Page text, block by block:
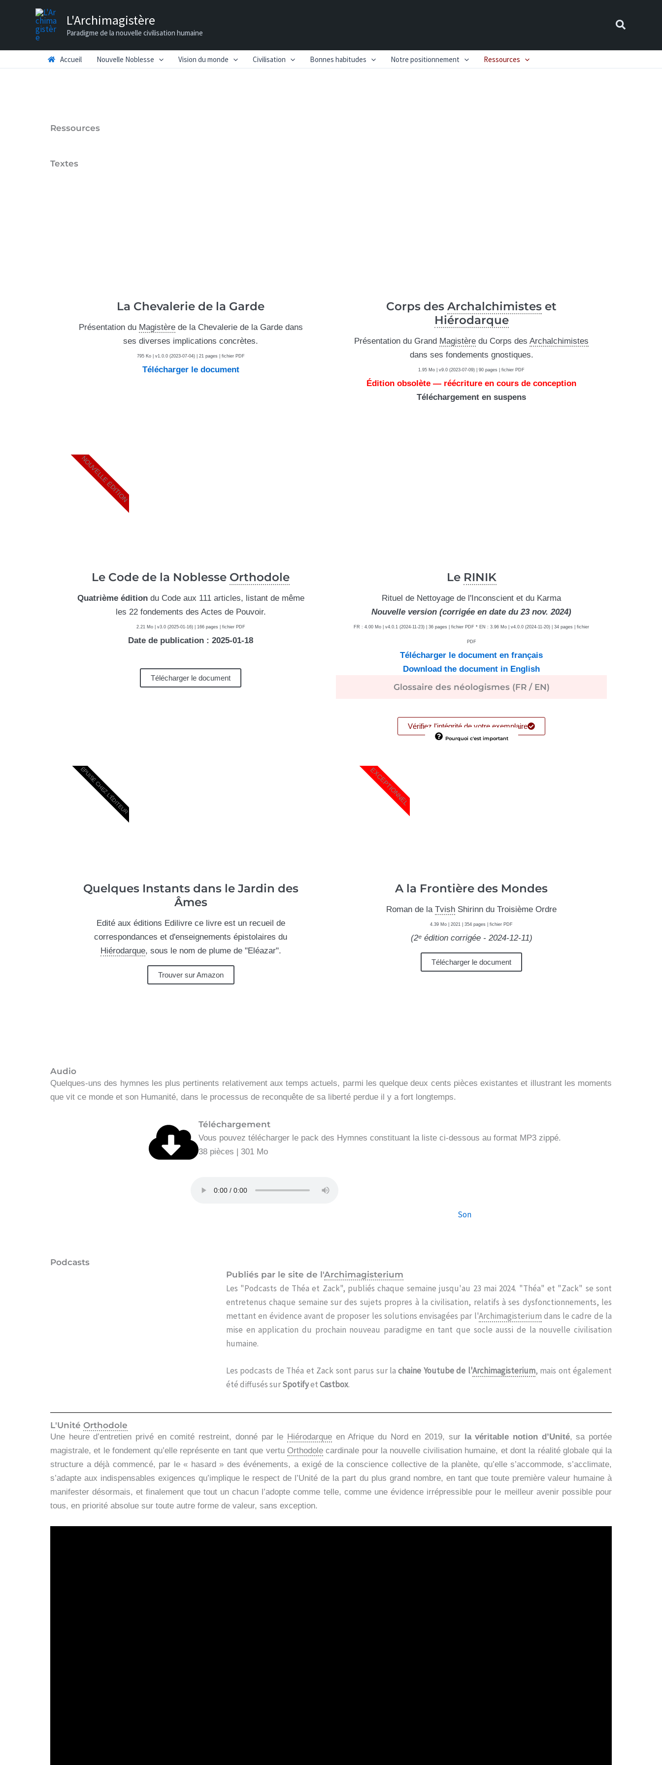
L'Archimagistère
Paradigme de la nouvelle civilisation humaine
Accueil Nouvelle Noblesse Vision du monde Civilisation Bonnes habitudes Notre positionnement Ressources
Ressources
Textes
La Chevalerie de la Garde
Présentation du Magistèrede la Chevalerie de la Garde dans
ses diverses implications concrètes.
795 Ko | v1.0.0 (2023-07-04) | 21 pages | fichier PDF
Télécharger le document
Corps des Archalchimistes et
Hiérodarque
Présentation du Grand Magistère du Corps des Archalchimistes
dans ses fondements gnostiques.
1.95 Mo | v9.0 (2023-07-09) | 90 pages | fichier PDF
Édition obsolète — réécriture en cours de conception
Téléchargement en suspens
Le Code de la Noblesse Orthodole
Quatrième éditiondu Code aux 111 articles, listant de même
les 22 fondements des Actes de Pouvoir.
2.21 Mo | v3.0 (2025-01-16) | 166 pages | fichier PDF
Date de publication : 2025-01-18
Télécharger le document
NOUVELLE ÉDITION
Le RINIK
Rituel de Nettoyage de l'Inconscient et du Karma
Nouvelle version (corrigée en date du 23 nov. 2024)
FR : 4.00 Mo | v4.0.1 (2024-11-23) | 36 pages | fichier PDF * EN : 3.96 Mo | v4.0.0 (2024-11-20) | 34 pages | fichier
PDF
Télécharger le document en français
Download the document in English
Glossaire des néologismes (FR / EN)
Vérifiez l'intégrité de votre exemplaire
Pourquoi c'est important
Quelques Instants dans le Jardin des
Âmes
Edité aux éditions Edilivre ce livre est un recueil de
correspondances et d'enseignements épistolaires du
Hiérodarque, sous le nom de plume de "Eléazar".
Trouver sur Amazon
ÉPUISÉ CHEZ L'ÉDITEUR
A la Frontière des Mondes
Roman de la Tvish Shirinn du Troisième Ordre
4.39 Mo | 2021 | 354 pages | fichier PDF
(2ᵉ édition corrigée - 2024-12-11)
Télécharger le document
EXCEPTIONNEL
Audio
Quelques-uns des hymnes les plus pertinents relativement aux temps actuels, parmi les quelque deux cents pièces existantes et illustrant les moments
que vit ce monde et son Humanité, dans le processus de reconquête de sa liberté perdue il y a fort longtemps.
Téléchargement
Vous pouvez télécharger le pack des Hymnes constituant la liste ci-dessous au format MP3 zippé.
38 pièces | 301 Mo
Son
Podcasts
Publiés par le site de l'Archimagisterium
Les "Podcasts de Théa et Zack", publiés chaque semaine jusqu'au 23 mai 2024. "Théa" et "Zack" se sont
entretenus chaque semaine sur des sujets propres à la civilisation, relatifs à ses dysfonctionnements, les
mettant en évidence avant de proposer les solutions envisagées par l'Archimagisterium dans le cadre de la
mise en application du prochain nouveau paradigme en tant que socle aussi de la nouvelle civilisation
humaine.
Les podcasts de Théa et Zack sont parus sur lachaine Youtube de l'Archimagisterium, mais ont également
été diffusés surSpotifyetCastbox.
L'Unité Orthodole
Une heure d’entretien privé en comité restreint, donné par le Hiérodarqueen Afrique du Nord en 2019, sur la véritable notion d’Unité, sa portée
magistrale, et le fondement qu’elle représente en tant que vertu Orthodolecardinale pour la nouvelle civilisation humaine, et dont la réalité globale qui la
structure a déjà commencé, par le « hasard » des événements, a exigé de la conscience collective de la planète, qu’elle s’accommode, s’acclimate,
s’adapte aux indispensables exigences qu’implique le respect de l’Unité de la part du plus grand nombre, en tant que toute première valeur humaine à
manifester désormais, et finalement que tout un chacun l’adopte comme telle, comme une évidence irrépressible pour le meilleur avenir possible pour
tous, en priorité absolue sur toute autre forme de valeur, sans exception.